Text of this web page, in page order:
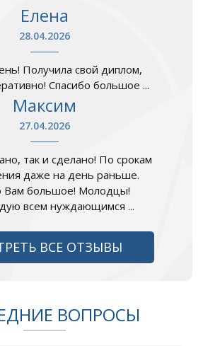
Елена
28.04.2026
Получила свой диплом,
Спасибо большое ...
Максим
27.04.2026
так и сделано! По срокам
даже на день раньше.
Вам большое! Молодцы!
всем нуждающимся ...
ВСЕ ОТЗЫВЫ
ВОПРОСЫ